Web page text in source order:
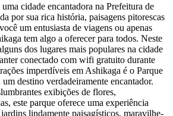
cidade encantadora na Prefeitura de
por sua rica história, paisagens pitorescas
um entusiasta de viagens ou apenas
tem algo a oferecer para todos. Neste
dos lugares mais populares na cidade
conectado com wifi gratuito durante
imperdíveis em Ashikaga é o Parque
destino verdadeiramente encantador.
exibições de flores,
este parque oferece uma experiência
lindamente paisagísticos, maravilhe-